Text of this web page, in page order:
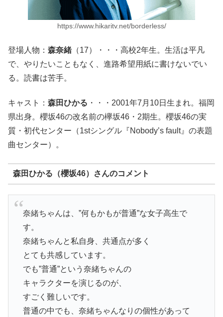
https://www.hikaritv.net/borderless/
登場人物： 森奈緒 （17）・・・高校2年生。生活は平凡
で、やりたいこともなく、進路希望用紙に書けないでい
る。読書は苦手。
キャスト： 森田ひかる ・・・2001年7月10日生まれ。福岡
県出身。櫻坂46の改名前の欅坂46・2期生。櫻坂46の実
質・初代センター（1stシングル『Nobody’s fault』の表題
曲センター）。
森田ひかる（櫻坂46）さんのコメント
奈緒ちゃんは、”何もかもが普通”な女子高生で
す。
奈緒ちゃんと私自身、共通点が多く
とても共感しています。
でも”普通”という奈緒ちゃんの
キャラクターを演じるのが、
すごく難しいです。
普通の中でも、奈緒ちゃんなりの個性があって